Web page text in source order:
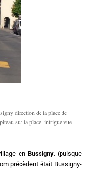
direction de la place de
sur la place intrigue vue
en Bussigny. (puisque
précèdent était Bussigny-